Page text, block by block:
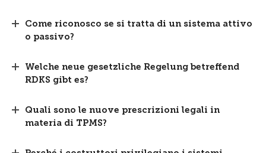
Come riconosco se si tratta di un sistema attivo
o passivo?
Welche neue gesetzliche Regelung betreffend
RDKS gibt es?
Quali sono le nuove prescrizioni legali in
materia di TPMS?